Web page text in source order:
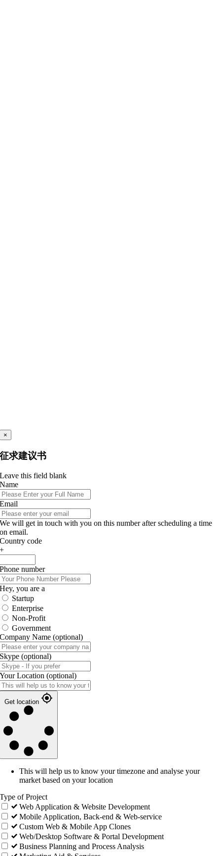
×
征求建议书
Leave this field blank
Name
Email
We will get in touch with you on this number after scheduling a time
on email.
Country code
+
Phone number
Hey, you are a
Startup
Enterprise
Non-Profit
Government
Company Name (optional)
Skype (optional)
Your Location (optional)
Get location
This will help us to know your timezone and analyse your
market based on your location
Type of Project
Web Application & Website Development
Mobile Application, Back-end & Web-service
Custom Web & Mobile App Clones
Web/Desktop Software & Portal Development
Business Planning and Process Analysis